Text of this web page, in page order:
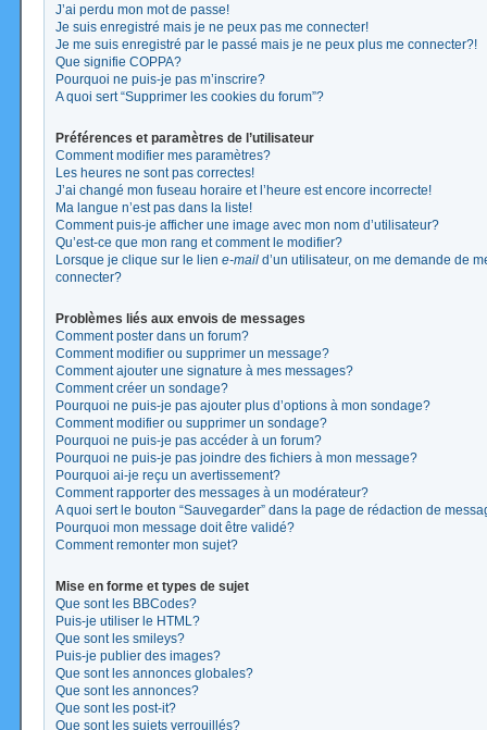
J’ai perdu mon mot de passe!
Je suis enregistré mais je ne peux pas me connecter!
Je me suis enregistré par le passé mais je ne peux plus me connecter?!
Que signifie COPPA?
Pourquoi ne puis-je pas m’inscrire?
A quoi sert “Supprimer les cookies du forum”?
Préférences et paramètres de l’utilisateur
Comment modifier mes paramètres?
Les heures ne sont pas correctes!
J’ai changé mon fuseau horaire et l’heure est encore incorrecte!
Ma langue n’est pas dans la liste!
Comment puis-je afficher une image avec mon nom d’utilisateur?
Qu’est-ce que mon rang et comment le modifier?
Lorsque je clique sur le lien e-mail d’un utilisateur, on me demande de
connecter?
Problèmes liés aux envois de messages
Comment poster dans un forum?
Comment modifier ou supprimer un message?
Comment ajouter une signature à mes messages?
Comment créer un sondage?
Pourquoi ne puis-je pas ajouter plus d’options à mon sondage?
Comment modifier ou supprimer un sondage?
Pourquoi ne puis-je pas accéder à un forum?
Pourquoi ne puis-je pas joindre des fichiers à mon message?
Pourquoi ai-je reçu un avertissement?
Comment rapporter des messages à un modérateur?
A quoi sert le bouton “Sauvegarder” dans la page de rédaction de
Pourquoi mon message doit être validé?
Comment remonter mon sujet?
Mise en forme et types de sujet
Que sont les BBCodes?
Puis-je utiliser le HTML?
Que sont les smileys?
Puis-je publier des images?
Que sont les annonces globales?
Que sont les annonces?
Que sont les post-it?
Que sont les sujets verrouillés?